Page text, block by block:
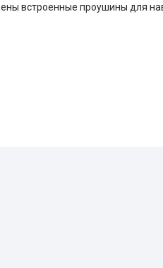
встроенные проушины для